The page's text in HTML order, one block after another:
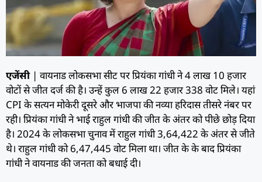
एजेंसी| वायनाड लोकसभा सीट पर प्रियंका गांधी ने 4 लाख 10 हजार
वोटों से जीत दर्ज की है। उन्हें कुल 6 लाख 22 हजार 338 वोट मिले। यहां
CPI के सत्यन मोकेरी दूसरे और भाजपा की नव्या हरिदास तीसरे नंबर पर
रही। प्रियंका गांधी ने भाई राहुल गांधी की जीत के अंतर को पीछे छोड़ दिया
है। 2024 के लोकसभा चुनाव में राहुल गांधी 3,64,422 के अंतर से जीते
थे। राहुल गांधी को 6,47,445 वोट मिला था। जीत के के बाद प्रियंका
गांधी ने वायनाड की जनता को बधाई दी।